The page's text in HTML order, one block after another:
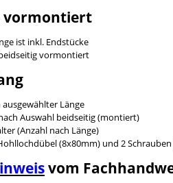
vormontiert
ist inkl. Endstücke
vormontiert
Länge
Auswahl beidseitig (montiert)
(Anzahl nach Länge)
(8x80mm) und 2
vom